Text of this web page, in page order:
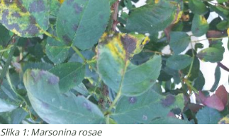
Slika 1: Marsonina rosae